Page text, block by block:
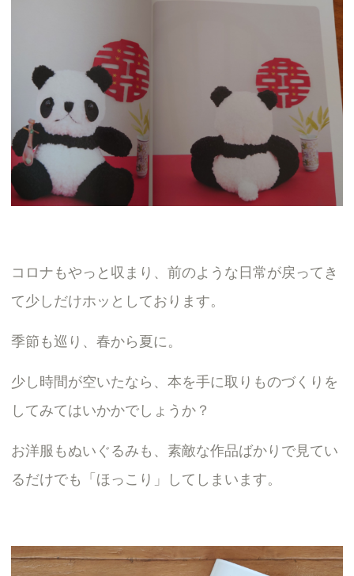
コロナもやっと収まり、前のような日常が戻ってき
て少しだけホッとしております。
季節も巡り、春から夏に。
少し時間が空いたなら、本を手に取りものづくりを
してみてはいかかでしょうか？
お洋服もぬいぐるみも、素敵な作品ばかりで見てい
るだけでも「ほっこり」してしまいます。